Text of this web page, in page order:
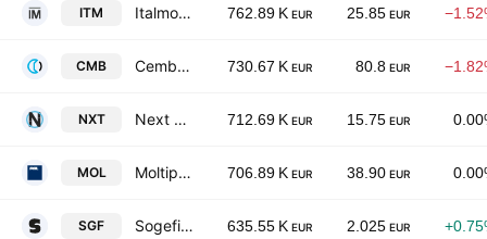
ITM Italmobiliare S.p.A. 762.89 K EUR 25.85 EUR
CMB Cembre S.p.A. 730.67 K EUR 80.8 EUR
NXT Next Geosolutions Europe SpA 712.69 K EUR 15.75 EUR
MOL Moltiply Group S.p.A. 706.89 K EUR 38.90 EUR
SGF Sogefi S.p.A. 635.55 K EUR 2.025 EUR